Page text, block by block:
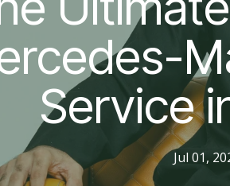
Service
Jul 01,